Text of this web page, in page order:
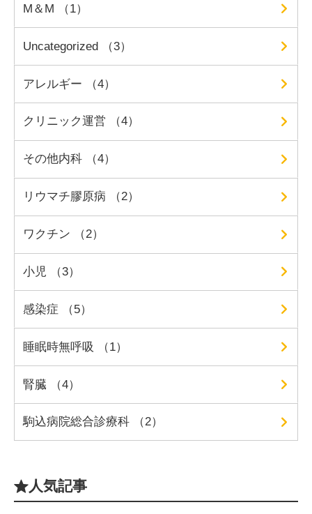
M＆M （1）
Uncategorized （3）
アレルギー （4）
クリニック運営 （4）
その他内科 （4）
リウマチ膠原病 （2）
ワクチン （2）
小児 （3）
感染症 （5）
睡眠時無呼吸 （1）
腎臓 （4）
駒込病院総合診療科 （2）
人気記事